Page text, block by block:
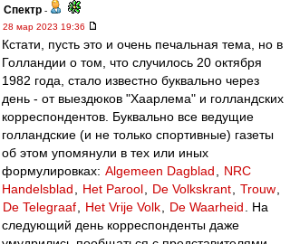
Спектр -
28 мар 2023 19:36
Кстати, пусть это и очень печальная тема, но в
Голландии о том, что случилось 20 октября
1982 года, стало известно буквально через
день - от выездюков "Хаарлема" и голландских
корреспондентов. Буквально все ведущие
голландские (и не только спортивные) газеты
об этом упомянули в тех или иных
формулировках: Algemeen Dagblad
NRC
Handelsblad
Het Parool De Volkskrant Trouw
De Telegraaf
Het Vrije Volk De Waarheid
. На
следующий день корреспонденты даже